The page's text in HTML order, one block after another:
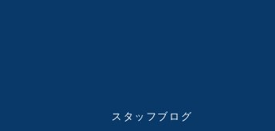
スタッフブログ